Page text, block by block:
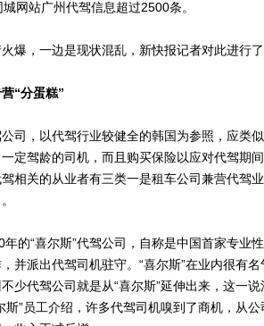
网站广州代驾信息超过2500条。
，一边是现状混乱，新快报记者对此进行了
“分蛋糕”
，以代驾行业较健全的韩国为参照，应类似
定驾龄的司机，而且购买保险以应对代驾期
相关的从业者有三类一是租车公司兼营代驾
“喜尔斯”代驾公司，自称是中国首家专业
并派出代驾司机驻守。“喜尔斯”在业内很有
少代驾公司就是从“喜尔斯”延伸出来，这一
斯”员工介绍，许多代驾司机嗅到了商机，从